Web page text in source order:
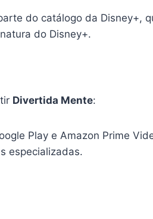
do catálogo da Disney+,
do Disney+.
Divertida Mente:
Play e Amazon Prime
especializadas.